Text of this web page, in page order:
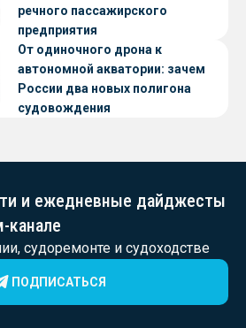
речного пассажирского
предприятия
От одиночного дрона к
автономной акватории: зачем
России два новых полигона
судовождения
и ежедневные дайджесты
канале
судоремонте и судоходстве
ПОДПИСАТЬСЯ